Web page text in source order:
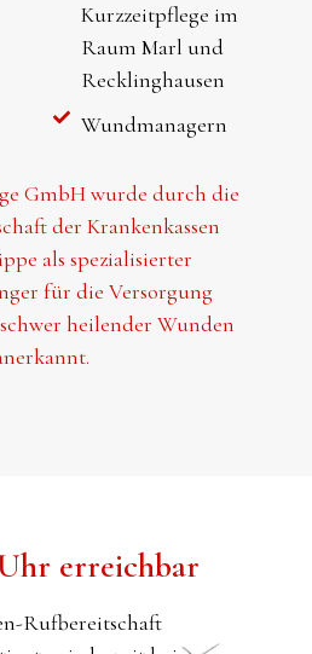
Kurzzeitpflege im
Raum Marl und
Recklinghausen
Wundmanagern
GmbH wurde durch die
der Krankenkassen
als spezialisierter
für die Versorgung
heilender Wunden
erreichbar
Rufbereitschaft